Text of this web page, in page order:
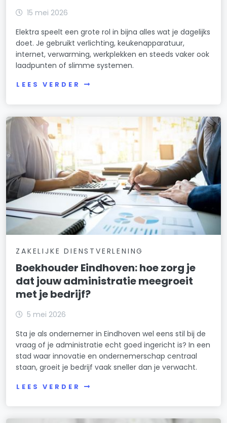
15 mei 2026
Elektra speelt een grote rol in bijna alles wat je dagelijks
doet. Je gebruikt verlichting, keukenapparatuur,
internet, verwarming, werkplekken en steeds vaker ook
laadpunten of slimme systemen.
LEES VERDER
ZAKELIJKE DIENSTVERLENING
Boekhouder Eindhoven: hoe zorg je
dat jouw administratie meegroeit
met je bedrijf?
5 mei 2026
Sta je als ondernemer in Eindhoven wel eens stil bij de
vraag of je administratie echt goed ingericht is? In een
stad waar innovatie en ondernemerschap centraal
staan, groeit je bedrijf vaak sneller dan je verwacht.
LEES VERDER